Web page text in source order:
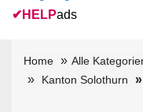
✔ HELPads
Home Alle
Kanton Solothurn